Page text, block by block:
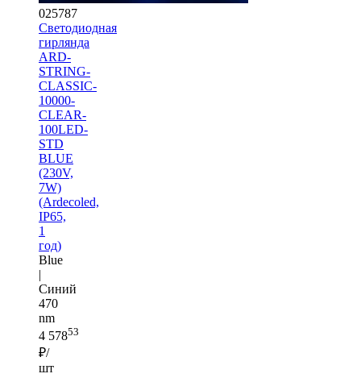
025787
Светодиодная
гирлянда
ARD-
STRING-
CLASSIC-
10000-
CLEAR-
100LED-
STD
BLUE
(230V,
7W)
(Ardecoled,
IP65,
1
год)
Blue
|
Синий
470
nm
4 57853
₽/
шт